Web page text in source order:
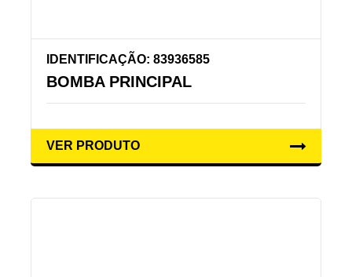
IDENTIFICAÇÃO: 83936585
BOMBA PRINCIPAL
VER PRODUTO